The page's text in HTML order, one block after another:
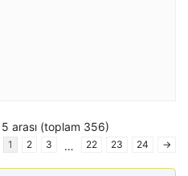
arası (toplam 356)
1 2 3 … 22 23 24 →